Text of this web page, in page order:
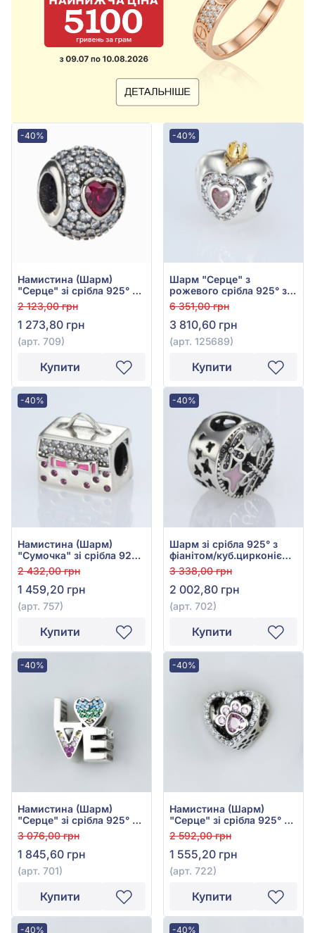
-40%
Намистина (Шарм)
"Серце" зі срібла 925° з
рожевим фіанітом/
куб.цирконієм та
фіанітом/куб.цирконієм,
арт. 709
2 123,00 грн
1 273,80 грн
(арт. 709)
Купити
-40%
Шарм "Серце" з
рожевого срібла 925° з
рожевим та білим
фіанітом/куб.цирконієм,
арт. 125689
6 351,00 грн
3 810,60 грн
(арт. 125689)
Купити
-40%
Намистина (Шарм)
"Сумочка" зі срібла 925°
з рожевим фіанітом/
куб.цирконієм та
емаллю, арт. 757
2 432,00 грн
1 459,20 грн
(арт. 757)
Купити
-40%
Шарм зі срібла 925° з
фіанітом/куб.цирконієм
та рожевою емаллю, арт.
702
3 338,00 грн
2 002,80 грн
(арт. 702)
Купити
-40%
Намистина (Шарм)
"Серце" зі срібла 925° з
Зеленим, Синім,
Рожевим, Жовтим та
білим Фіанітом/
куб.цирконієм, арт. 701
3 076,00 грн
1 845,60 грн
(арт. 701)
Купити
-40%
Намистина (Шарм)
"Серце" зі срібла 925° з
рожевим та білим
фіанітом/куб.цирконієм,
арт. 722
2 592,00 грн
1 555,20 грн
(арт. 722)
Купити
-40% -40%